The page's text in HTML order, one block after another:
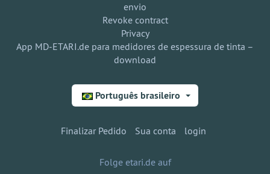
envio
Revoke contract
Privacy
App MD-ETARI.de para medidores de espessura de tinta –
download
Português brasileiro
Finalizar Pedido Sua conta login
Folge etari.de auf